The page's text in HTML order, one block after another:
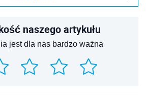
naszego artykułu
jest dla nas bardzo ważna